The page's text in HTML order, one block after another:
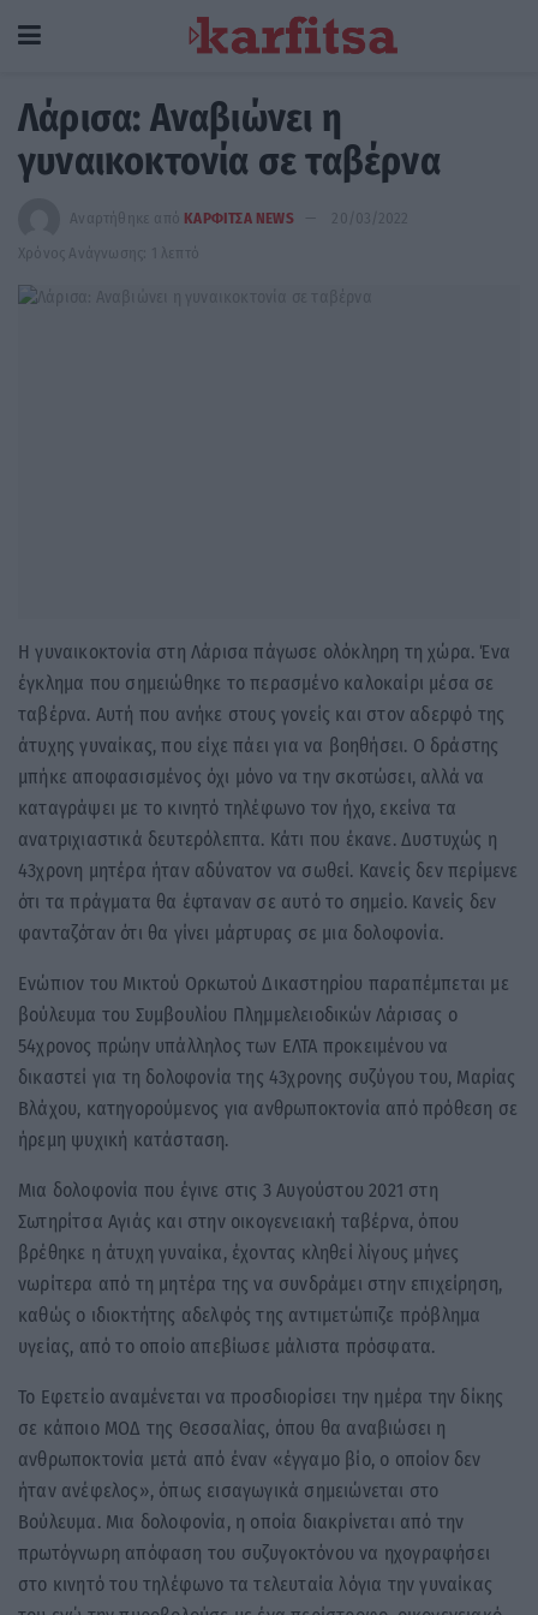
Λάρισα: Αναβιώνει η
γυναικοκτονία σε ταβέρνα
Αναρτήθηκε από ΚΑΡΦΙΤΣΑ NEWS
20/03/2022
Χρόνος Ανάγνωσης: 1 λεπτό
Η γυναικοκτονία στη Λάρισα πάγωσε ολόκληρη τη χώρα. Ένα
έγκλημα που σημειώθηκε το περασμένο καλοκαίρι μέσα σε
ταβέρνα. Αυτή που ανήκε στους γονείς και στον αδερφό της
άτυχης γυναίκας, που είχε πάει για να βοηθήσει. Ο δράστης
μπήκε αποφασισμένος όχι μόνο να την σκοτώσει, αλλά να
καταγράψει με το κινητό τηλέφωνο τον ήχο, εκείνα τα
ανατριχιαστικά δευτερόλεπτα. Κάτι που έκανε. Δυστυχώς η
43χρονη μητέρα ήταν αδύνατον να σωθεί. Κανείς δεν περίμενε
ότι τα πράγματα θα έφταναν σε αυτό το σημείο. Κανείς δεν
φανταζόταν ότι θα γίνει μάρτυρας σε μια δολοφονία.
Ενώπιον του Μικτού Ορκωτού Δικαστηρίου παραπέμπεται με
βούλευμα του Συμβουλίου Πλημμελειοδικών Λάρισας ο
54χρονος πρώην υπάλληλος των ΕΛΤΑ προκειμένου να
δικαστεί για τη δολοφονία της 43χρονης συζύγου του, Μαρίας
Βλάχου, κατηγορούμενος για ανθρωποκτονία από πρόθεση σε
ήρεμη ψυχική κατάσταση.
Μια δολοφονία που έγινε στις 3 Αυγούστου 2021 στη
Σωτηρίτσα Αγιάς και στην οικογενειακή ταβέρνα, όπου
βρέθηκε η άτυχη γυναίκα, έχοντας κληθεί λίγους μήνες
νωρίτερα από τη μητέρα της να συνδράμει στην επιχείρηση,
καθώς ο ιδιοκτήτης αδελφός της αντιμετώπιζε πρόβλημα
υγείας, από το οποίο απεβίωσε μάλιστα πρόσφατα.
Το Εφετείο αναμένεται να προσδιορίσει την ημέρα την δίκης
σε κάποιο ΜΟΔ της Θεσσαλίας, όπου θα αναβιώσει η
ανθρωποκτονία μετά από έναν «έγγαμο βίο, ο οποίον δεν
ήταν ανέφελος», όπως εισαγωγικά σημειώνεται στο
Βούλευμα. Μια δολοφονία, η οποία διακρίνεται από την
πρωτόγνωρη απόφαση του συζυγοκτόνου να ηχογραφήσει
στο κινητό του τηλέφωνο τα τελευταία λόγια την γυναίκας